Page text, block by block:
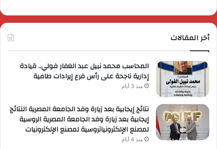
أخر المقالات
المحاسب محمد نبيل عبد الغفار فولي.. قيادة
إدارية ناجحة على رأس فرع إيرادات طامية
منذ 3 أيام
نتائج إيجابية بعد زيارة وفد الجامعة المصرية النتائج
إيجابية بعد زيارة وفد الجامعة المصرية الروسية
لمصنع الإلكترونياتروسية لمصنع الإلكترونيات
منذ 4 أيام